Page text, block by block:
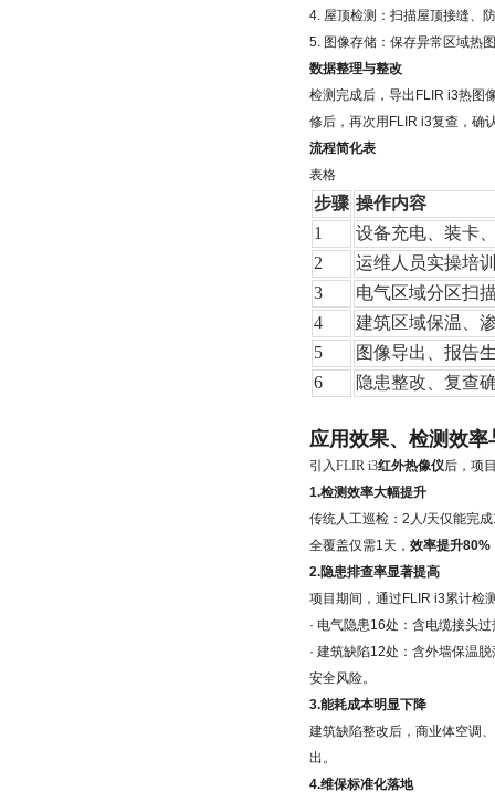
4. 屋顶检测：扫描屋顶接缝、
5. 图像存储：保存异常区域热
数据整理与整改
检测完成后，导出FLIR i3热图
修后，再次用FLIR i3复查，确
流程简化表
表格
步骤 操作内容
1
设备充电、装卡
2
运维人员实操培
3
电气区域分区扫
4
建筑区域保温、
5
图像导出、报告
6
隐患整改、复查
应用效果、检测效率
引入FLIR i3红外热像仪后，项
1.检测效率大幅提升
传统人工巡检：2人/天仅能完
全覆盖仅需1天， 效率提升80%
2.隐患排查率显著提高
项目期间，通过FLIR i3累计检
· 电气隐患16处：含电缆接头
· 建筑缺陷12处：含外墙保温
安全风险。
3.能耗成本明显下降
建筑缺陷整改后，商业体空调
出。
4.维保标准化落地